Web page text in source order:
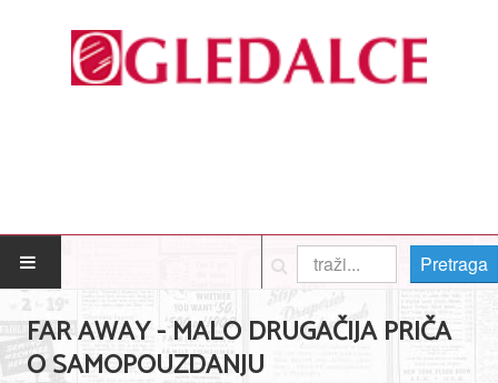
POČETNA
Posao
Pretraga
FAR AWAY - MALO DRUGAČIJA PRIČA
O SAMOPOUZDANJU